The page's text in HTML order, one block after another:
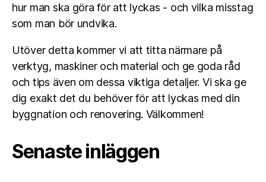
hur man ska göra för att lyckas - och vilka misstag
som man bör undvika.
Utöver detta kommer vi att titta närmare på
verktyg, maskiner och material och ge goda råd
och tips även om dessa viktiga detaljer. Vi ska ge
dig exakt det du behöver för att lyckas med din
byggnation och renovering. Välkommen!
Senaste inläggen